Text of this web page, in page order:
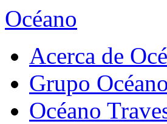
Océano
Acerca de
Grupo Océano
Océano